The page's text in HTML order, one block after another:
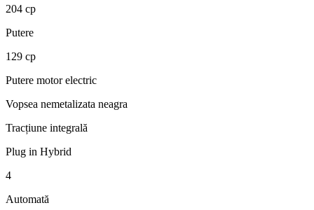
204 cp
Putere
129 cp
Putere motor electric
Vopsea nemetalizata neagra
Tracțiune integrală
Plug in Hybrid
4
Automată